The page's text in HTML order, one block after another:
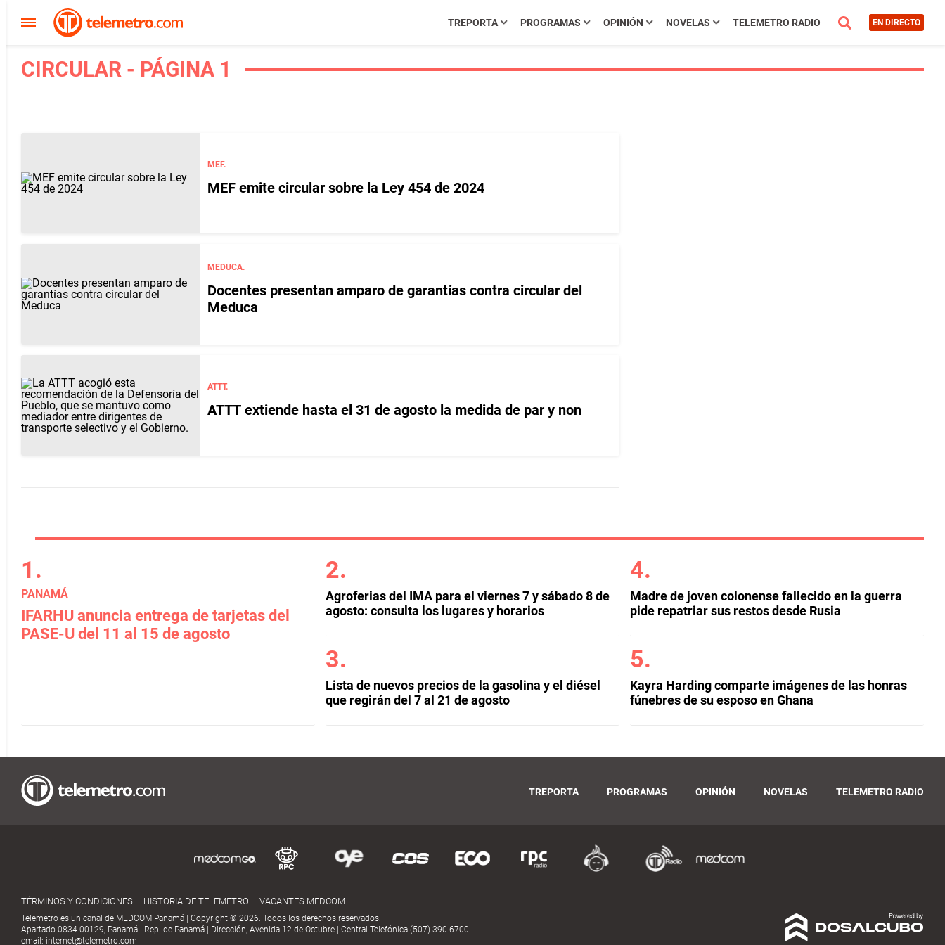
TREPORTA PROGRAMAS OPINIÓN NOVELAS TELEMETRO RADIO EN DIRECTO
CIRCULAR - PÁGINA 1
MEF.
MEF emite circular sobre la Ley 454 de 2024
MEDUCA.
Docentes presentan amparo de garantías contra circular del
Meduca
ATTT.
ATTT extiende hasta el 31 de agosto la medida de par y non
PANAMÁ
IFARHU anuncia entrega de tarjetas del
PASE-U del 11 al 15 de agosto
Agroferias del IMA para el viernes 7 y sábado 8 de
agosto: consulta los lugares y horarios
Lista de nuevos precios de la gasolina y el diésel
que regirán del 7 al 21 de agosto
Madre de joven colonense fallecido en la guerra
pide repatriar sus restos desde Rusia
Kayra Harding comparte imágenes de las honras
fúnebres de su esposo en Ghana
TREPORTA PROGRAMAS OPINIÓN NOVELAS TELEMETRO RADIO
TÉRMINOS Y CONDICIONES HISTORIA DE TELEMETRO VACANTES MEDCOM
Telemetro es un canal de MEDCOM Panamá | Copyright © 2026. Todos los derechos reservados.
Apartado 0834-00129, Panamá - Rep. de Panamá | Dirección, Avenida 12 de Octubre | Central Telefónica (507) 390-6700
email: internet@telemetro.com